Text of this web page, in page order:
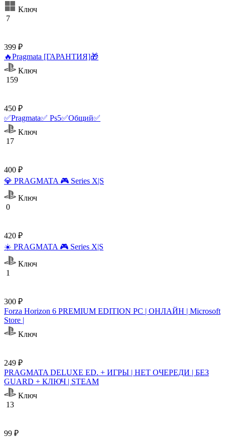
Ключ
7
399 ₽
🔥Pragmata [ГАРАНТИЯ]🎁
Ключ
159
450 ₽
✅Pragmata✅ Ps5✅Общий✅
Ключ
17
400 ₽
💎 PRAGMATA 🎮 Series X|S
Ключ
0
420 ₽
☀️ PRAGMATA 🎮 Series X|S
Ключ
1
300 ₽
Forza Horizon 6 PREMIUM EDITION PC | ОНЛАЙН | Microsoft
Store |
Ключ
249 ₽
PRAGMATA DELUXE ED. + ИГРЫ | НЕТ ОЧЕРЕДИ | БЕЗ
GUARD + КЛЮЧ | STEAM
Ключ
13
99 ₽